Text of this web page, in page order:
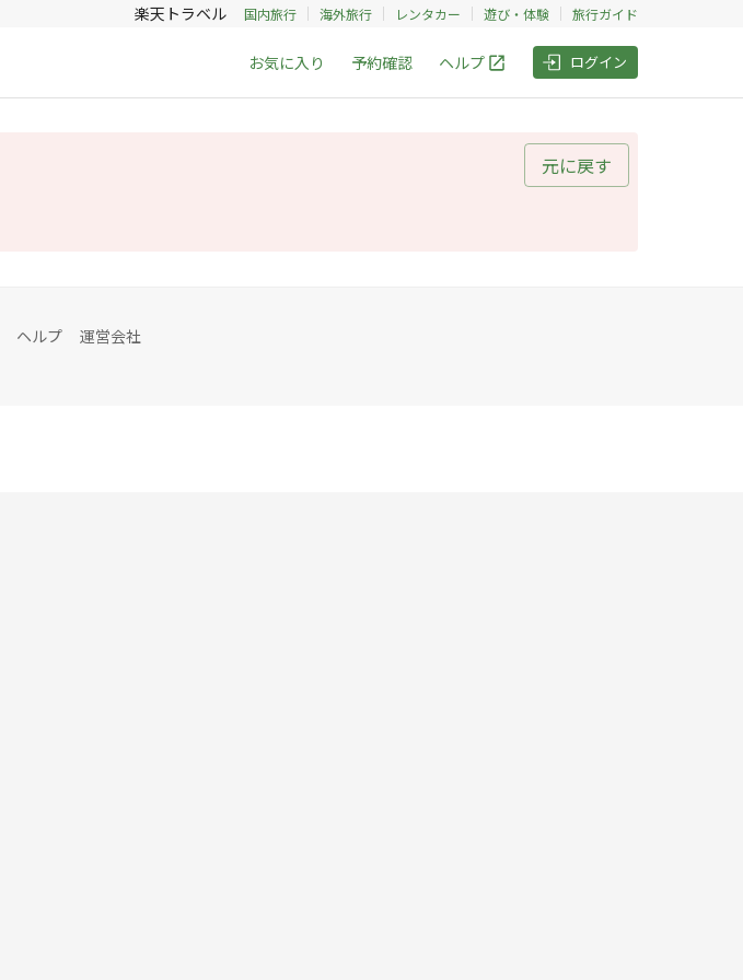
楽天トラベル 国内旅行 海外旅行 レンタカー 遊び・体験 旅行ガイド
お気に入り 予約確認 ヘルプ ログイン
元に戻す
ヘルプ 運営会社